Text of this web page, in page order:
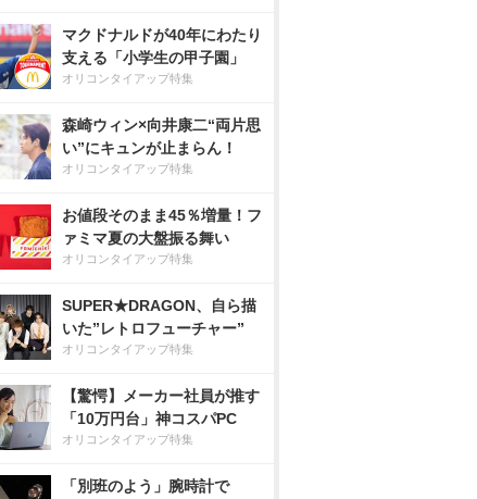
マクドナルドが40年にわたり
支える「小学生の甲子園」
オリコンタイアップ特集
森崎ウィン×向井康二“両片思
い”にキュンが止まらん！
オリコンタイアップ特集
お値段そのまま45％増量！フ
ァミマ夏の大盤振る舞い
オリコンタイアップ特集
SUPER★DRAGON、自ら描
いた”レトロフューチャー”
オリコンタイアップ特集
【驚愕】メーカー社員が推す
「10万円台」神コスパPC
オリコンタイアップ特集
「別班のよう」腕時計で